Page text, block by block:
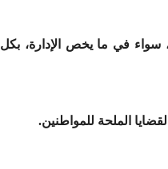
سواء في ما يخص الإدارة، بكل
الملحة للمواطنين.